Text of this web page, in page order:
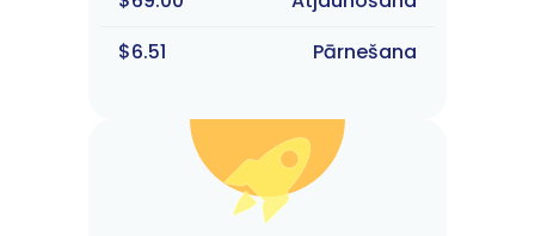
$6.51
Pārnešana